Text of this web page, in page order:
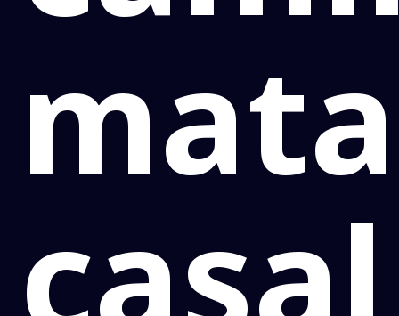
mata
casal